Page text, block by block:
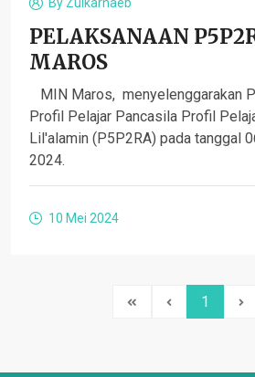
PELAKSANAAN
MAROS
MIN Maros, menyelenggarakan
Profil Pelajar Pancasila Profil
Lil'alamin (P5P2RA) pada tanggal
2024.
10 Mei 2024
1